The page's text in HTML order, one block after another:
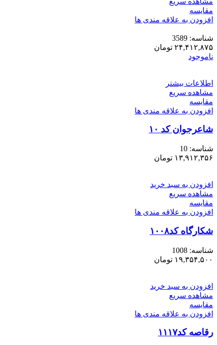
مقایسه
افزودن به علاقه مندی ها
شناسه: 3589
۲۴,۴۱۲,۸۷۵ تومان
ناموجود
اطلاعات بیشتر
مشاهده سریع
مقایسه
افزودن به علاقه مندی ها
شاعرجوان کد ۱۰
شناسه: 10
۱۳,۹۱۲,۳۵۶ تومان
افزودن به سبد خرید
مشاهده سریع
مقایسه
افزودن به علاقه مندی ها
شکارگاه کد۱۰۰۸
شناسه: 1008
۱۹,۳۵۴,۵۰۰ تومان
افزودن به سبد خرید
مشاهده سریع
مقایسه
افزودن به علاقه مندی ها
رقاصه کد۱۱۱۷